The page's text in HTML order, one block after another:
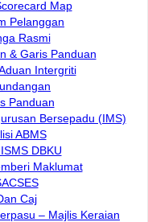
Map
Pelanggan
Rasmi
& Garis Panduan
Intergriti
Panduan
Bersepadu (IMS)
ABMS
DBKU
Maklumat
Caj
– Majlis Keraian